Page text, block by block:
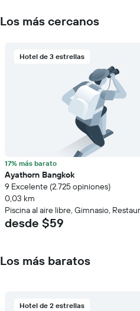
Los más cercanos
Hotel de 3 estrellas
17% más barato
Ayathorn Bangkok
9 Excelente (2.725 opiniones)
0,03 km
Piscina al aire libre, Gimnasio,
desde $59
Los más baratos
Hotel de 2 estrellas